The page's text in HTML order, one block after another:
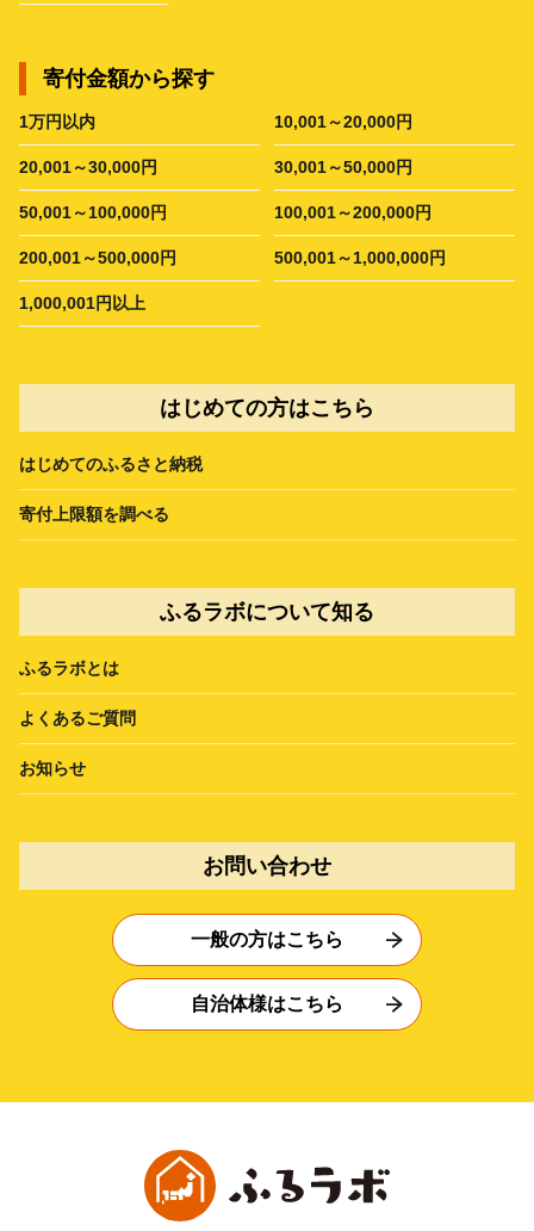
寄付金額から探す
1万円以内 10,001～20,000円
20,001～30,000円 30,001～50,000円
50,001～100,000円 100,001～200,000円
200,001～500,000円 500,001～1,000,000円
1,000,001円以上
はじめての方はこちら
はじめてのふるさと納税
寄付上限額を調べる
ふるラボについて知る
ふるラボとは
よくあるご質問
お知らせ
お問い合わせ
一般の方はこちら
自治体様はこちら